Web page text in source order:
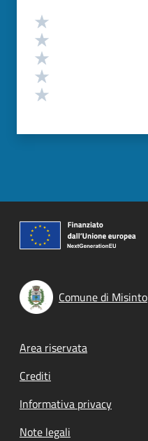
Valutazione
Comune di Misinto
Footer menu
Area riservata
Crediti
Informativa privacy
Note legali